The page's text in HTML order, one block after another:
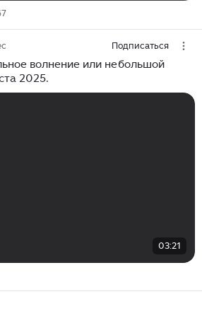
Подписаться
волнение или небольшой
2025.
03:21